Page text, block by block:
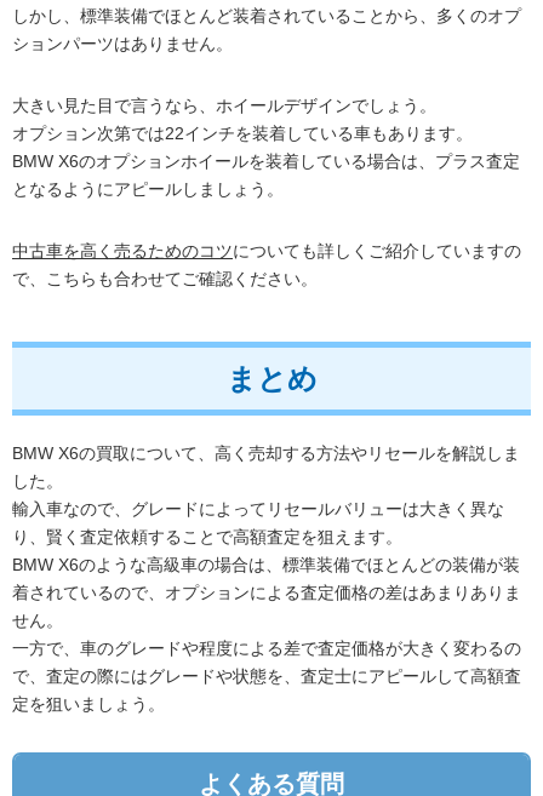
しかし、標準装備でほとんど装着されていることから、多くのオプ
ションパーツはありません。
大きい見た目で言うなら、ホイールデザインでしょう。
オプション次第では22インチを装着している車もあります。
BMW X6のオプションホイールを装着している場合は、プラス査定
となるようにアピールしましょう。
中古車を高く売るためのコツについても詳しくご紹介していますの
で、こちらも合わせてご確認ください。
まとめ
BMW X6の買取について、高く売却する方法やリセールを解説しま
した。
輸入車なので、グレードによってリセールバリューは大きく異な
り、賢く査定依頼することで高額査定を狙えます。
BMW X6のような高級車の場合は、標準装備でほとんどの装備が装
着されているので、オプションによる査定価格の差はあまりありま
せん。
一方で、車のグレードや程度による差で査定価格が大きく変わるの
で、査定の際にはグレードや状態を、査定士にアピールして高額査
定を狙いましょう。
よくある質問